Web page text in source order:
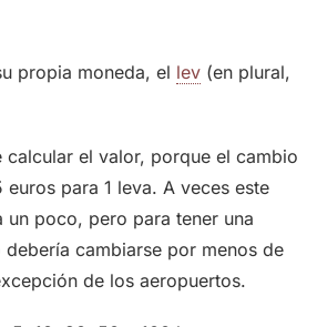
propia moneda, el lev (en plural,
calcular el valor, porque el cambio
euros para 1 leva. A veces este
un poco, pero para tener una
cambiarse por menos de
de los aeropuertos.